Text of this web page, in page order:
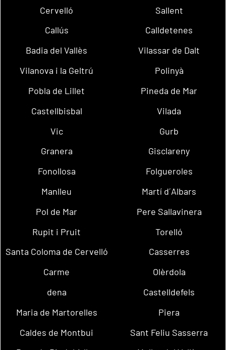
Cervelló
Sallent
Callús
Calldetenes
Badia del Vallès
Vilassar de Dalt
Vilanova i la Geltrú
Polinyà
Pobla de Lillet
Pineda de Mar
Castellbisbal
Vilada
Vic
Gurb
Granera
Gisclareny
Fonollosa
Folgueroles
Manlleu
Martí d´Albars
Pol de Mar
Pere Sallavinera
Rupit i Pruit
Torelló
Santa Coloma de Cervelló
Casserres
Carme
Olèrdola
dena
Castelldefels
Maria de Martorelles
Piera
Caldes de Montbui
Sant Feliu Sasserra